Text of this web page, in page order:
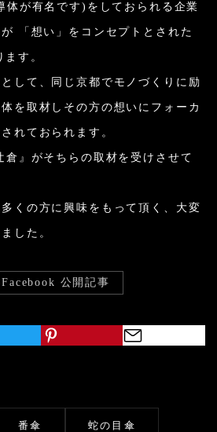
体が有名です)をしておられる企業
が 「想い」をコンセプトとされた
す。
して、同じ京都でモノづくりに励
を取材しその方の想いにフォーカ
れておられます。
倉』がそちらの取材を受けさせて
くの方に興味をもって頂く、大変
した。
公開記事
番傘 蛇の目傘